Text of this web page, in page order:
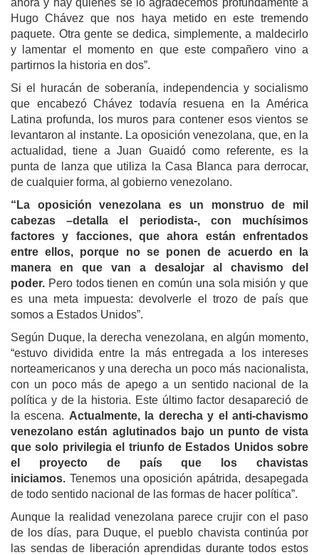
Hugo Chávez que nos haya metido en este tremendo
paquete. Otra gente se dedica, simplemente, a maldecirlo
y lamentar el momento en que este compañero vino a
partirnos la historia en dos”.
Si el huracán de soberanía, independencia y socialismo
que encabezó Chávez todavía resuena en la América
Latina profunda, los muros para contener esos vientos se
levantaron al instante. La oposición venezolana, que, en la
actualidad, tiene a Juan Guaidó como referente, es la
punta de lanza que utiliza la Casa Blanca para derrocar,
de cualquier forma, al gobierno venezolano.
“La oposición venezolana es un monstruo de mil
cabezas –detalla el periodista-, con muchísimos
factores y facciones, que ahora están enfrentados
entre ellos, porque no se ponen de acuerdo en la
manera en que van a desalojar al chavismo del
poder. Pero todos tienen en común una sola misión y que
es una meta impuesta: devolverle el trozo de país que
somos a Estados Unidos”.
Según Duque, la derecha venezolana, en algún momento,
“estuvo dividida entre la más entregada a los intereses
norteamericanos y una derecha un poco más nacionalista,
con un poco más de apego a un sentido nacional de la
política y de la historia. Este último factor desapareció de
la escena. Actualmente, la derecha y el anti-chavismo
venezolano están aglutinados bajo un punto de vista
que solo privilegia el triunfo de Estados Unidos sobre
el proyecto de país que los chavistas
iniciamos. Tenemos una oposición apátrida, desapegada
de todo sentido nacional de las formas de hacer política”.
Aunque la realidad venezolana parece crujir con el paso
de los días, para Duque, el pueblo chavista continúa por
las sendas de liberación aprendidas durante todos estos